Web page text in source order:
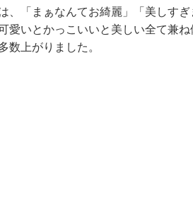
、「まぁなんてお綺麗」「美しす
愛いとかっこいいと美しい全て兼
数上がりました。